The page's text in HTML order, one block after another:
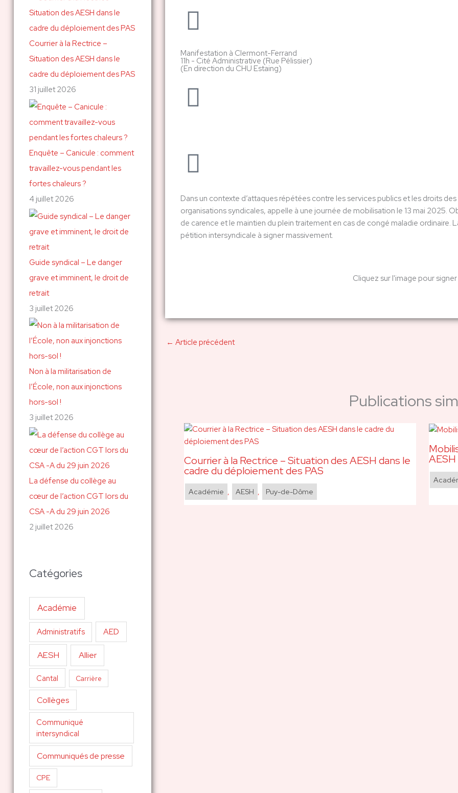
c
h
e
r
:
Courrier à la Rectrice –
Situation des AESH dans le
cadre du déploiement des PAS
31 juillet 2026
Enquête – Canicule : comment
travaillez-vous pendant les
fortes chaleurs ?
4 juillet 2026
Guide syndical – Le danger
grave et imminent, le droit de
retrait
3 juillet 2026
Non à la militarisation de
l’École, non aux injonctions
hors-sol !
3 juillet 2026
La défense du collège au
cœur de l’action CGT lors du
CSA -A du 29 juin 2026
2 juillet 2026
Catégories
Académie
Administratifs AED
AESH Allier
Cantal Carrière
Collèges
Communiqué
intersyndical
Communiqués de presse
CPE
Manifestation à Clermont-Ferrand
11h - Cité Administrative (Rue Pélissier)
(En direction du CHU Estaing)
Dans un contexte d’attaques répétées contre les services publics et les droits
organisations syndicales, appelle à une journée de mobilisation le 13 mai 2025.
de carence et le maintien du plein traitement en cas de congé maladie ordinaire.
pétition intersyndicale à signer massivement.
Cliquez sur l'image pour
← Article précédent
Publications
Courrier à la Rectrice – Situation des AESH dans le
cadre du déploiement des PAS
Académie , AESH , Puy-de-Dôme
AESH